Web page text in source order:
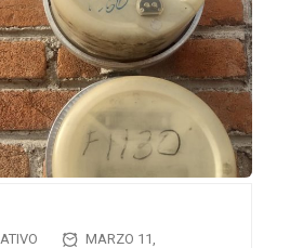
MARZO 11,